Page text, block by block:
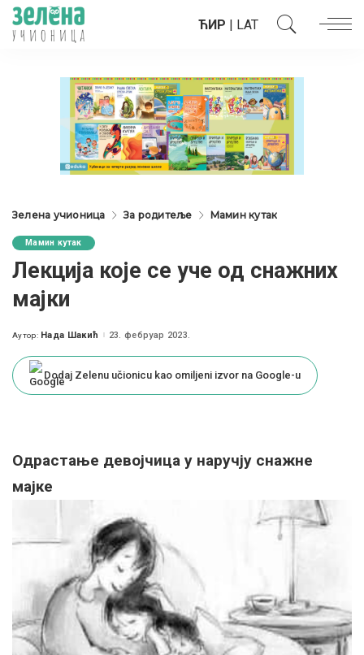
ЋИР | LAT
Зелена учионица За родитеље Мамин кутак
Мамин кутак
Лекција које се уче од снажних
мајки
Posted
Аутор: Нада Шакић 23. фебруар 2023.
Dodaj Zelenu učionicu kao omiljeni izvor na Google-u
Одрастање девојчица у наручју снажне
мајке